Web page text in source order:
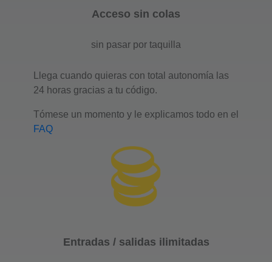
Acceso sin colas
sin pasar por taquilla
Llega cuando quieras con total autonomía las
24 horas gracias a tu código.
Tómese un momento y le explicamos todo en el
FAQ
Entradas / salidas ilimitadas